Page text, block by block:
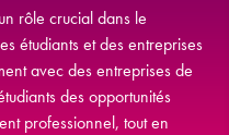
rôle crucial dans le
étudiants et des entreprises
avec des entreprises de
des opportunités
professionnel, tout en